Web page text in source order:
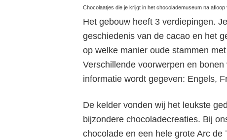
Chocolaatjes die je krijgt in het chocolademuseum na
Het gebouw heeft 3 verdiepingen.
geschiedenis van de cacao en het
op welke manier oude stammen
Verschillende voorwerpen en
informatie wordt gegeven: Engels,
De kelder vonden wij het leukste
bijzondere chocoladecreaties. Bij
chocolade en een hele grote Arc